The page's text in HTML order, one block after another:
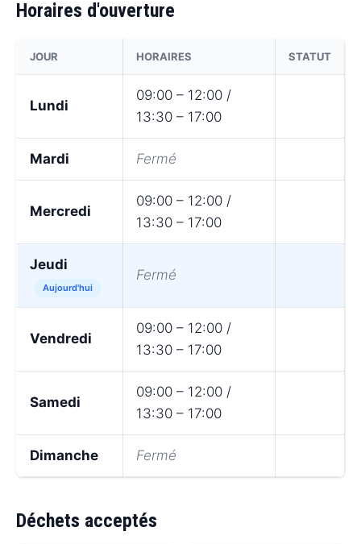
Horaires d'ouverture
JOUR HORAIRES STATUT
Lundi
09:00 – 12:00 /
13:30 – 17:00
Mardi Fermé
Mercredi
09:00 – 12:00 /
13:30 – 17:00
Jeudi
Aujourd'hui
Fermé
Vendredi
09:00 – 12:00 /
13:30 – 17:00
Samedi
09:00 – 12:00 /
13:30 – 17:00
Dimanche Fermé
Déchets acceptés